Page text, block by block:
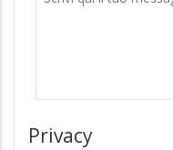
Privacy